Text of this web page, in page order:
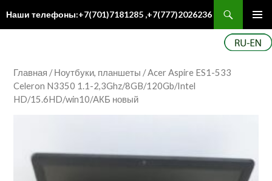
Наши телефоны:+7(701)7181285 ,+7(777)2026236
Главная /Ноутбуки, планшеты / Acer Aspire ES1-533
Celeron N3350 1.1-2,3Ghz/8GB/120Gb/Intel
HD/15.6HD/win10/АКБ новый